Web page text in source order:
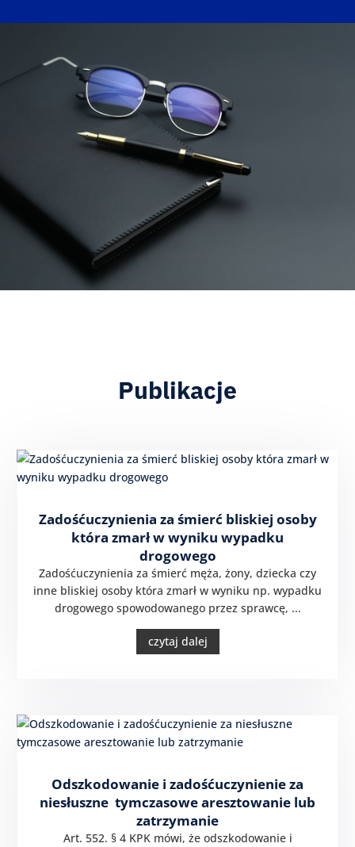
Publikacje
Zadośćuczynienia za śmierć bliskiej osoby
która zmarł w wyniku wypadku
drogowego
Zadośćuczynienia za śmierć męża, żony, dziecka czy
inne bliskiej osoby która zmarł w wyniku np. wypadku
drogowego spowodowanego przez sprawcę, ...
czytaj dalej
Odszkodowanie i zadośćuczynienie za
niesłuszne tymczasowe aresztowanie lub
zatrzymanie
Art. 552. § 4 KPK mówi, że odszkodowanie i